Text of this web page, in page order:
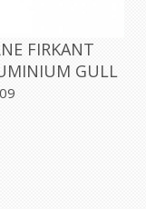
FIRKANT
GULL